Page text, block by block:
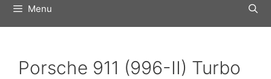
Menu
Porsche 911 (996-II) Turbo